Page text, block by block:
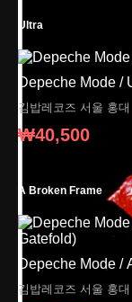
Ultra
Depeche Mode /
김밥레코즈 서울 홍대
₩40,500
A Broken Frame
Depeche Mode /
김밥레코즈 서울 홍대